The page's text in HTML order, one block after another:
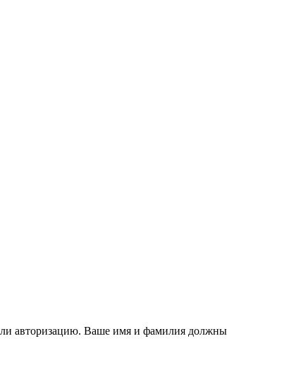
авторизацию. Ваше имя и фамилия должны